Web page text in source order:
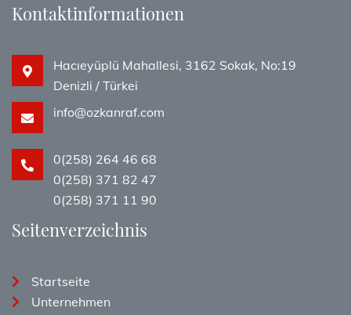
Kontaktinformationen
Hacıeyüplü Mahallesi, 3162 Sokak, No:19
Denizli / Türkei
info@ozkanraf.com
0(258) 264 46 68
0(258) 371 82 47
0(258) 371 11 90
Seitenverzeichnis
Startseite
Unternehmen